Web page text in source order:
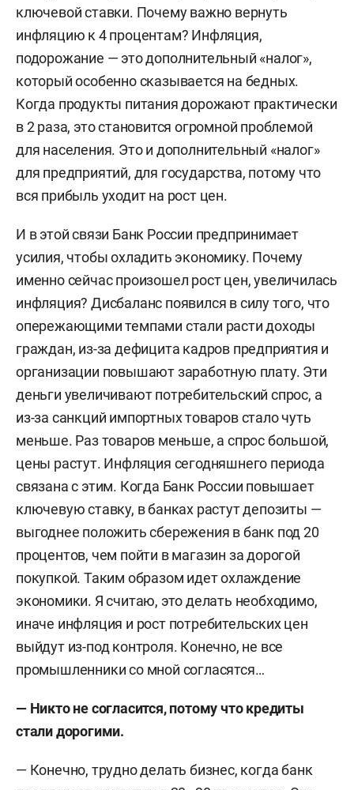
ключевой ставки. Почему важно вернуть
инфляцию к 4 процентам? Инфляция,
подорожание — это дополнительный «налог»,
который особенно сказывается на бедных.
Когда продукты питания дорожают практически
в 2 раза, это становится огромной проблемой
для населения. Это и дополнительный «налог»
для предприятий, для государства, потому что
вся прибыль уходит на рост цен.
И в этой связи Банк России предпринимает
усилия, чтобы охладить экономику. Почему
именно сейчас произошел рост цен, увеличилась
инфляция? Дисбаланс появился в силу того, что
опережающими темпами стали расти доходы
граждан, из-за дефицита кадров предприятия и
организации повышают заработную плату. Эти
деньги увеличивают потребительский спрос, а
из-за санкций импортных товаров стало чуть
меньше. Раз товаров меньше, а спрос большой,
цены растут. Инфляция сегодняшнего периода
связана с этим. Когда Банк России повышает
ключевую ставку, в банках растут депозиты —
выгоднее положить сбережения в банк под 20
процентов, чем пойти в магазин за дорогой
покупкой. Таким образом идет охлаждение
экономики. Я считаю, это делать необходимо,
иначе инфляция и рост потребительских цен
выйдут из-под контроля. Конечно, не все
промышленники со мной согласятся…
— Никто не согласится, потому что кредиты
стали дорогими.
— Конечно, трудно делать бизнес, когда банк